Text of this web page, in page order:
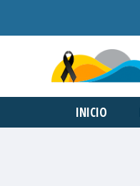
INICIO